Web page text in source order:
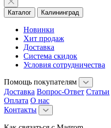
Каталог Калининград
Новинки
Хит продаж
Доставка
Система скидок
Условия сотрудничества
Помощь покупателям
Доставка Вопрос-Ответ Статьи
Оплата О нас
Контакты